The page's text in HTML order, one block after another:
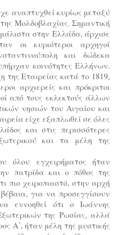
αναπτυχθεί κυρίως μεταξύ
Μολδοβλαχίας. Σημαντική
στην Ελλάδα, άρχισε
οι κυριότεροι αρχηγοί
και δώδεκα
κοινότητες Ελλήνων.
της Εταιρείας κατά το 1819,
αρχιερείς και πρόκριτοι
από τους εκλεκτούς άλλων
νησιών του Αιγαίου και
είχε εξαπλωθεί σε όλες
και στις περισσότερες
και τα μέλη της
όλου εγχειρήματος ήταν
πατρίδα και ο πόθος της
πιο χειροπιαστό, στην αρχή
για να προσεγγίσουν
εννοηθεί ότι ο Ιωάννης
της Ρωσίας, αλλά
Α΄, ήταν μέλη της μυστικής